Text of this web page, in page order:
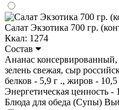
Салат Экзотика 700 гр.
Ккал: 1274
Состав
Ананас
зелень свежая, сыр
белков - 5,9 г ., жиров - 10,5
Энергетическая ценность -
Блюда для обеда (Супы)